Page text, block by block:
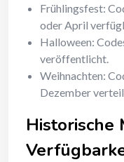
Frühlingsfest:
oder April
Halloween:
veröffentlicht.
Weihnachten:
Dezember
Historische